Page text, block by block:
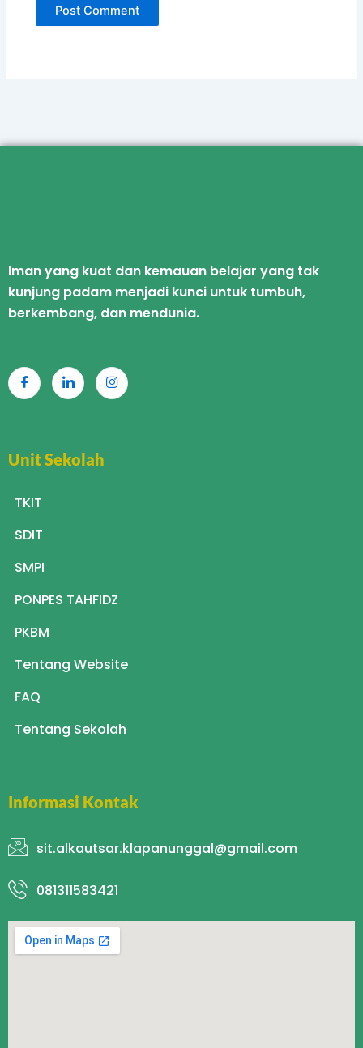
Iman yang kuat dan kemauan belajar yang tak
kunjung padam menjadi kunci untuk tumbuh,
berkembang, dan mendunia.
Unit Sekolah
TKIT
SDIT
SMPI
PONPES TAHFIDZ
PKBM
Tentang Website
FAQ
Tentang Sekolah
Informasi Kontak
sit.alkautsar.klapanunggal@gmail.com
081311583421